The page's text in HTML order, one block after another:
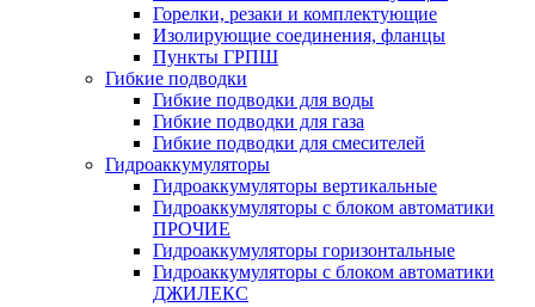
Горелки, резаки и комплектующие
Изолирующие соединения, фланцы
Пункты ГРПШ
Гибкие подводки
Гибкие подводки для воды
Гибкие подводки для газа
Гибкие подводки для смесителей
Гидроаккумуляторы
Гидроаккумуляторы вертикальные
Гидроаккумуляторы с блоком автоматики
ПРОЧИЕ
Гидроаккумуляторы горизонтальные
Гидроаккумуляторы с блоком автоматики
ДЖИЛЕКС